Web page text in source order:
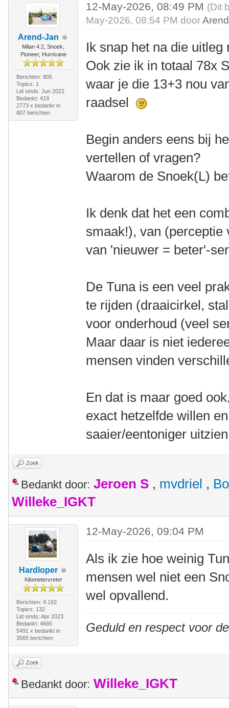
Arend-Jan
Milan 4.2, Snoek,
Pioneer, Hurricane
Berichten: 805
Topics: 1
Lid sinds: Jun 2022
Bedankt: 419
2773 x bedankt in
807 berichten
12-May-2026, 08:49 PM (Dit
May-2026, 08:54 PM door
Ik snap het na die uitleg
Ook zie ik in totaal 78x
waar je die 13+3 nou
raadsel
Begin anders eens bij
vertellen of vragen?
Waarom de Snoek(L)
Ik denk dat het een
smaak!), van (perceptie
van 'nieuwer = beter'-
De Tuna is een veel
te rijden (draaicirkel,
voor onderhoud (veel
Maar daar is niet
mensen vinden
En dat is maar goed
exact hetzelfde willen
saaier/eentoniger
Zoek
Bedankt door: Jeroen S , mvdriel ,
Willeke_IGKT
Hardloper
Kilometervreter
Berichten: 4.192
Topics: 132
Lid sinds: Apr 2023
Bedankt: 4665
5491 x bedankt in
3565 berichten
12-May-2026, 09:04 PM
Als ik zie hoe weinig
mensen wel niet een
wel opvallend.
Geduld en respect voor
Zoek
Bedankt door: Willeke_IGKT